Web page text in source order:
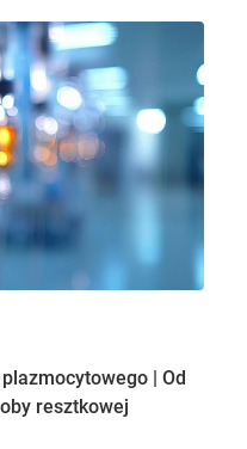
| Od
resztkowej